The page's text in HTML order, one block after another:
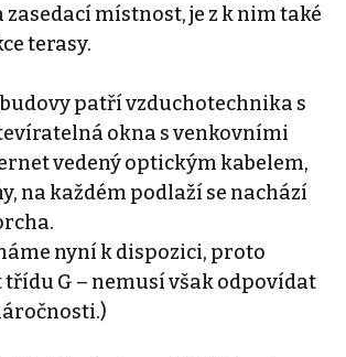
místnost, je z k nim také
terasy.
patří vzduchotechnika s
okna s venkovními
vedený optickým kabelem,
na každém podlaží se nachází
nyní k dispozici, proto
G – nemusí však odpovídat